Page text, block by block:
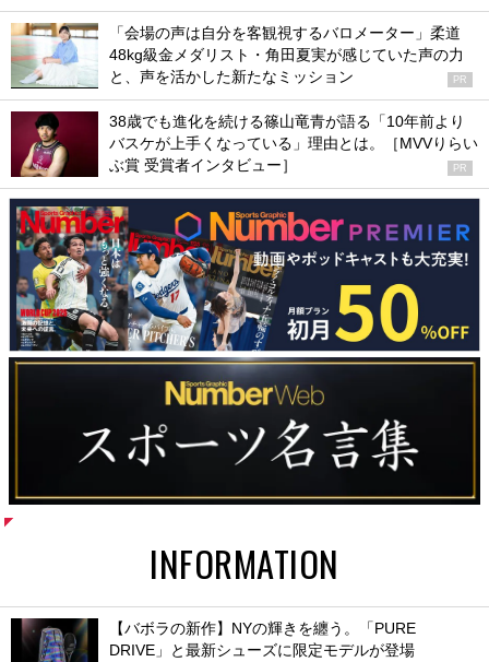
「会場の声は自分を客観視するバロメーター」柔道
48kg級金メダリスト・角田夏実が感じていた声の力
と、声を活かした新たなミッション
PR
38歳でも進化を続ける篠山竜青が語る「10年前より
バスケが上手くなっている」理由とは。［MVVりらい
ぶ賞 受賞者インタビュー］
PR
INFORMATION
【バボラの新作】NYの輝きを纏う。「PURE
DRIVE」と最新シューズに限定モデルが登場